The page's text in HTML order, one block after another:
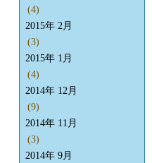
(4)
2015年 2月
(3)
2015年 1月
(4)
2014年 12月
(9)
2014年 11月
(3)
2014年 9月